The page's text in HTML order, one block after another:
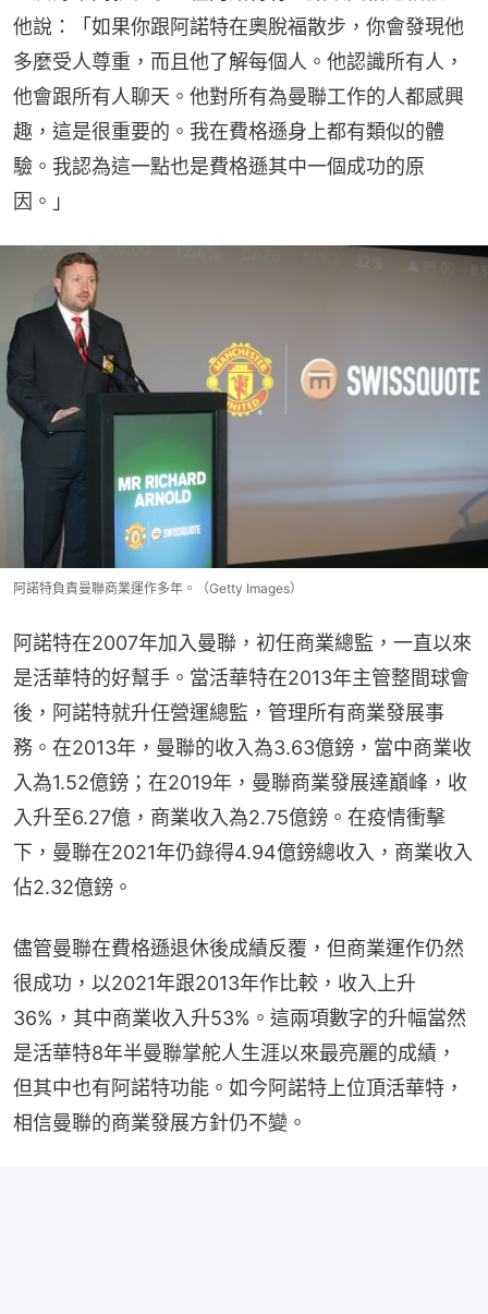
他說：「如果你跟阿諾特在奧脫福散步，你會發現他
多麼受人尊重，而且他了解每個人。他認識所有人，
他會跟所有人聊天。他對所有為曼聯工作的人都感興
趣，這是很重要的。我在費格遜身上都有類似的體
驗。我認為這一點也是費格遜其中一個成功的原
因。」
阿諾特負責曼聯商業運作多年。（Getty Images）
阿諾特在2007年加入曼聯，初任商業總監，一直以來
是活華特的好幫手。當活華特在2013年主管整間球會
後，阿諾特就升任營運總監，管理所有商業發展事
務。在2013年，曼聯的收入為3.63億鎊，當中商業收
入為1.52億鎊；在2019年，曼聯商業發展達巔峰，收
入升至6.27億，商業收入為2.75億鎊。在疫情衝擊
下，曼聯在2021年仍錄得4.94億鎊總收入，商業收入
佔2.32億鎊。
儘管曼聯在費格遜退休後成績反覆，但商業運作仍然
很成功，以2021年跟2013年作比較，收入上升
36%，其中商業收入升53%。這兩項數字的升幅當然
是活華特8年半曼聯掌舵人生涯以來最亮麗的成績，
但其中也有阿諾特功能。如今阿諾特上位頂活華特，
相信曼聯的商業發展方針仍不變。